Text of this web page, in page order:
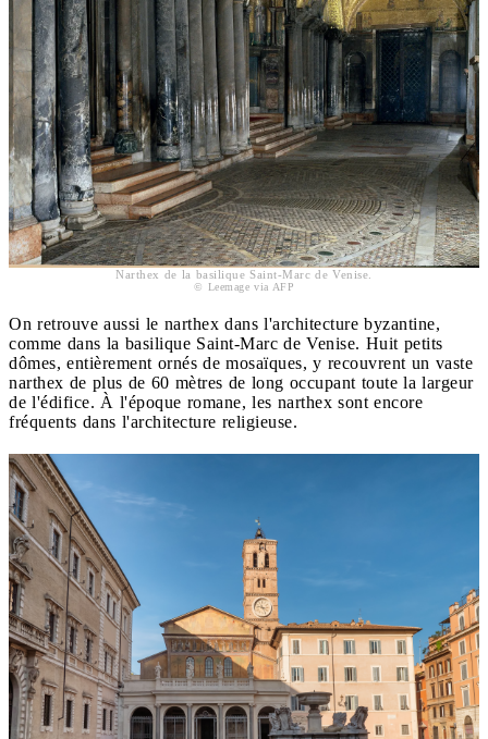
Narthex de la basilique Saint-Marc de Venise.
© Leemage via AFP
On retrouve aussi le narthex dans l'architecture byzantine,
comme dans la basilique Saint-Marc de Venise. Huit petits
dômes, entièrement ornés de mosaïques, y recouvrent un vaste
narthex de plus de 60 mètres de long occupant toute la largeur
de l'édifice. À l'époque romane, les narthex sont encore
fréquents dans l'architecture religieuse.